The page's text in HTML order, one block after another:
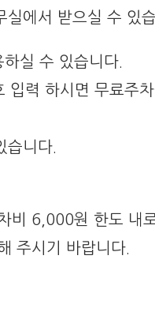
에서 받으실 수 있
실 수 있습니다.
력 하시면 무료주
니다.
비 6,000원 한도 내
주시기 바랍니다.